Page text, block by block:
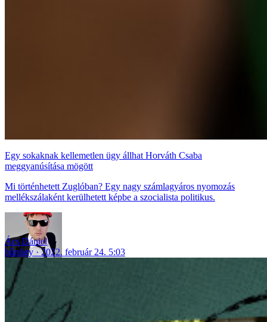
Egy sokaknak kellemetlen ügy állhat Horváth Csaba
meggyanúsítása mögött
Mi történhetett Zuglóban? Egy nagy számlagyáros nyomozás
mellékszálaként kerülhetett képbe a szocialista politikus.
Ács Dániel
bűnügy
2022. február 24. 5:03